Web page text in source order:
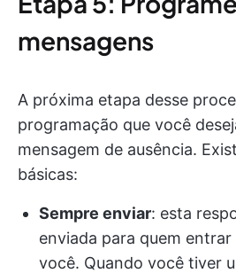
mensagens
A próxima etapa desse
programação que você
mensagem de ausência.
básicas:
Sempre enviar: esta
enviada para quem
você. Quando você tiver